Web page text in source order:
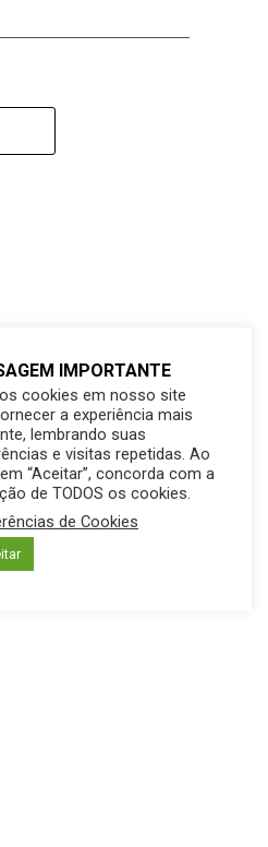
IMPORTANTE
cookies em nosso site
a experiência mais
lembrando suas
e visitas repetidas. Ao
“Aceitar”, concorda com a
de TODOS os cookies.
de Cookies